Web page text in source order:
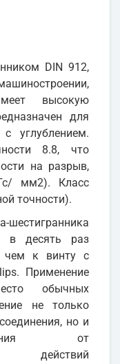
DIN 912,
высокую
для
углублением.
8.8, что
на разрыв,
мм2). Класс
точности).
шестигранника
в десять раз
чем к винту с
Применение
обычных
не только
но и
от
действий